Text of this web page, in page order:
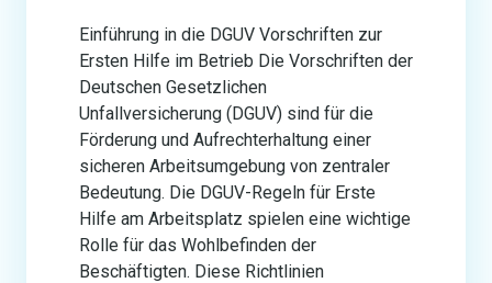
Einführung in die DGUV Vorschriften zur
Ersten Hilfe im Betrieb Die Vorschriften der
Deutschen Gesetzlichen
Unfallversicherung (DGUV) sind für die
Förderung und Aufrechterhaltung einer
sicheren Arbeitsumgebung von zentraler
Bedeutung. Die DGUV-Regeln für Erste
Hilfe am Arbeitsplatz spielen eine wichtige
Rolle für das Wohlbefinden der
Beschäftigten. Diese Richtlinien